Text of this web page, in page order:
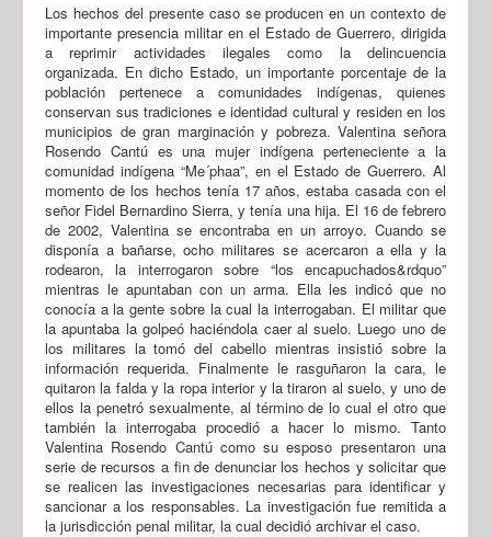
Los hechos del presente caso se producen en un contexto de
importante presencia militar en el Estado de Guerrero, dirigida
a reprimir actividades ilegales como la delincuencia
organizada. En dicho Estado, un importante porcentaje de la
población pertenece a comunidades indígenas, quienes
conservan sus tradiciones e identidad cultural y residen en los
municipios de gran marginación y pobreza. Valentina señora
Rosendo Cantú es una mujer indígena perteneciente a la
comunidad indígena “Me´phaa”, en el Estado de Guerrero. Al
momento de los hechos tenía 17 años, estaba casada con el
señor Fidel Bernardino Sierra, y tenía una hija. El 16 de febrero
de 2002, Valentina se encontraba en un arroyo. Cuando se
disponía a bañarse, ocho militares se acercaron a ella y la
rodearon, la interrogaron sobre “los encapuchados&rdquo”
mientras le apuntaban con un arma. Ella les indicó que no
conocía a la gente sobre la cual la interrogaban. El militar que
la apuntaba la golpeó haciéndola caer al suelo. Luego uno de
los militares la tomó del cabello mientras insistió sobre la
información requerida. Finalmente le rasguñaron la cara, le
quitaron la falda y la ropa interior y la tiraron al suelo, y uno de
ellos la penetró sexualmente, al término de lo cual el otro que
también la interrogaba procedió a hacer lo mismo. Tanto
Valentina Rosendo Cantú como su esposo presentaron una
serie de recursos a fin de denunciar los hechos y solicitar que
se realicen las investigaciones necesarias para identificar y
sancionar a los responsables. La investigación fue remitida a
la jurisdicción penal militar, la cual decidió archivar el caso.